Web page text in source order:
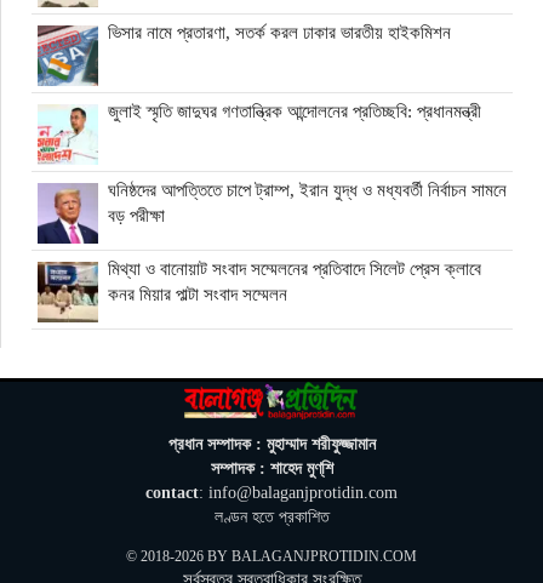
ভিসার নামে প্রতারণা, সতর্ক করল ঢাকার ভারতীয় হাইকমিশন
জুলাই স্মৃতি জাদুঘর গণতান্ত্রিক আন্দোলনের প্রতিচ্ছবি: প্রধানমন্ত্রী
ঘনিষ্ঠদের আপত্তিতে চাপে ট্রাম্প, ইরান যুদ্ধ ও মধ্যবর্তী নির্বাচন সামনে
বড় পরীক্ষা
মিথ্যা ও বানোয়াট সংবাদ সম্মেলনের প্রতিবাদে সিলেট প্রেস ক্লাবে
কনর মিয়ার পাল্টা সংবাদ সম্মেলন
ওমানে মিলবে ১৪ দিনের ফ্রি পর্যটন ভিসা
ইরানে নতুন হামলা স্থগিত ট্রাম্পের, দ্রুত চুক্তির ইঙ্গিত
প্রধান সম্পাদক : মুহাম্মাদ শরীফুজ্জামান
সম্পাদক : শাহেদ মুণ্‌শি
contact: info@balaganjprotidin.com
লণ্ডন হতে প্রকাশিত
© 2018-2026 BY BALAGANJPROTIDIN.COM
সর্বস্বত্ব স্বত্বাধিকার সংরক্ষিত